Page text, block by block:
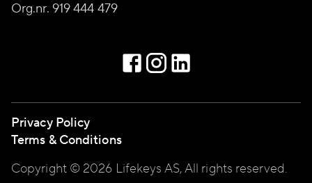
Org.nr. 919 444 479
Privacy Policy
Terms & Conditions
Copyright © 2026 Lifekeys AS, All rights reserved.